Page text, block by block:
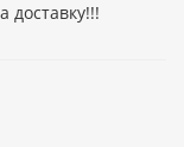
доставку!!!